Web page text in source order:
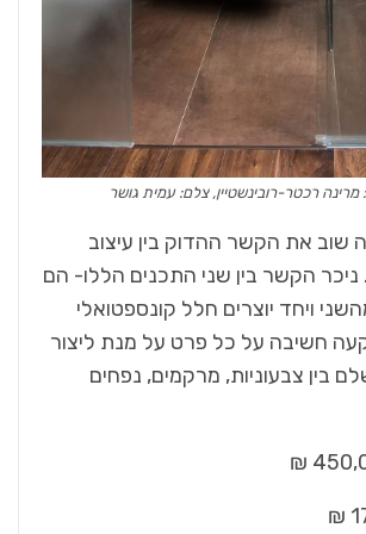
מרינה רכטר-רובינשטיין, צלם: עמית גושר
שוב את הקשר ההדוק בין עיצוב
ניכר הקשר בין שני התכנים הללו- הם
ויחד יוצרים חלל קונספטואלי
חשיבה על כל פרט על מנת ליצור
בין צבעוניות, מרקמים, נפחים